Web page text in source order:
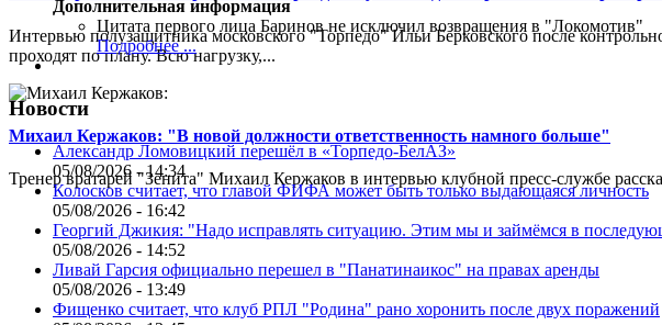
Интервью полузащитника московского "Торпедо" Ильи Берковского после
проходят по плану. Всю нагрузку,...
Михаил Кержаков: "В новой должности ответственность намного больше"
Тренер вратарей "Зенита" Михаил Кержаков в интервью клубной пресс-службе
Дополнительная информация
Цитата первого лица Баринов не исключил возвращения в "Локомотив"
Подробнее ...
Новости
Александр Ломовицкий перешёл в «Торпедо-БелАЗ»
05/08/2026 - 14:34
Колосков считает, что главой ФИФА может быть только выдающаяся личность
05/08/2026 - 16:42
Георгий Джикия: "Надо исправлять ситуацию. Этим мы и займёмся в
05/08/2026 - 14:52
Ливай Гарсия официально перешел в "Панатинаикос" на правах аренды
05/08/2026 - 13:49
Фищенко считает, что клуб РПЛ "Родина" рано хоронить после двух поражений